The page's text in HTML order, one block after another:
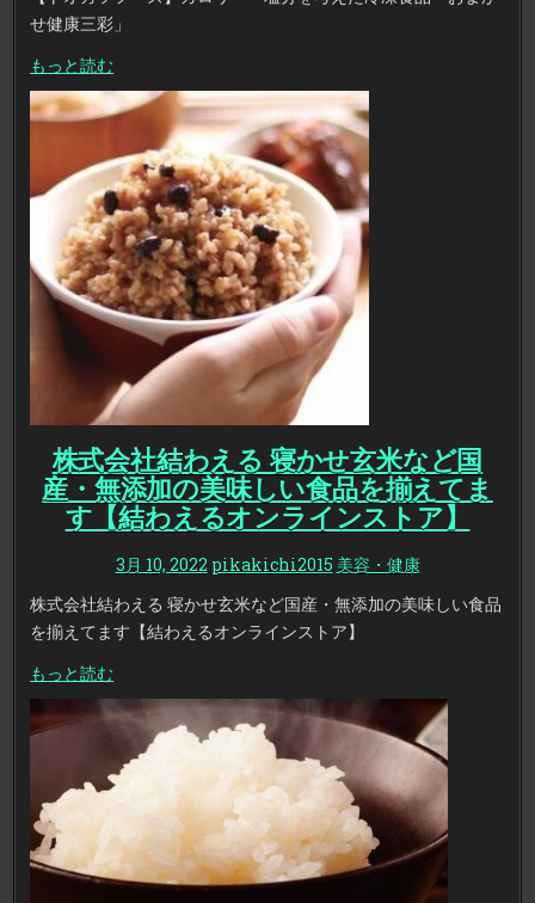
せ健康三彩」
もっと読む
株式会社結わえる 寝かせ玄米など国
産・無添加の美味しい食品を揃えてま
す【結わえるオンラインストア】
3月 10, 2022 pikakichi2015 美容・健康
株式会社結わえる 寝かせ玄米など国産・無添加の美味しい食品
を揃えてます【結わえるオンラインストア】
もっと読む